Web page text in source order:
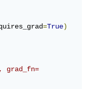
=True)
grad_fn=